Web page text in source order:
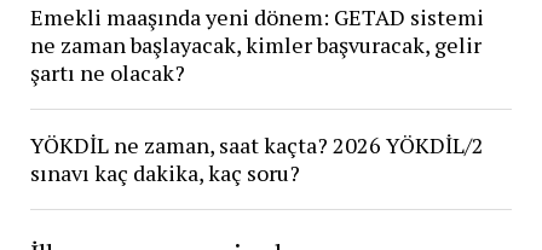
Emekli maaşında yeni dönem: GETAD sistemi
ne zaman başlayacak, kimler başvuracak, gelir
şartı ne olacak?
YÖKDİL ne zaman, saat kaçta? 2026 YÖKDİL/2
sınavı kaç dakika, kaç soru?